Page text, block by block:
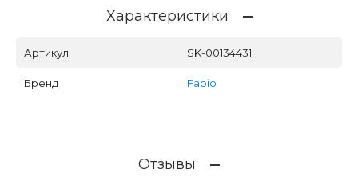
Характеристики
Артикул SK-00134431
Бренд Fabio
Отзывы